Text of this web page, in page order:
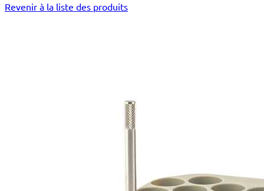
Revenir à la liste des produits